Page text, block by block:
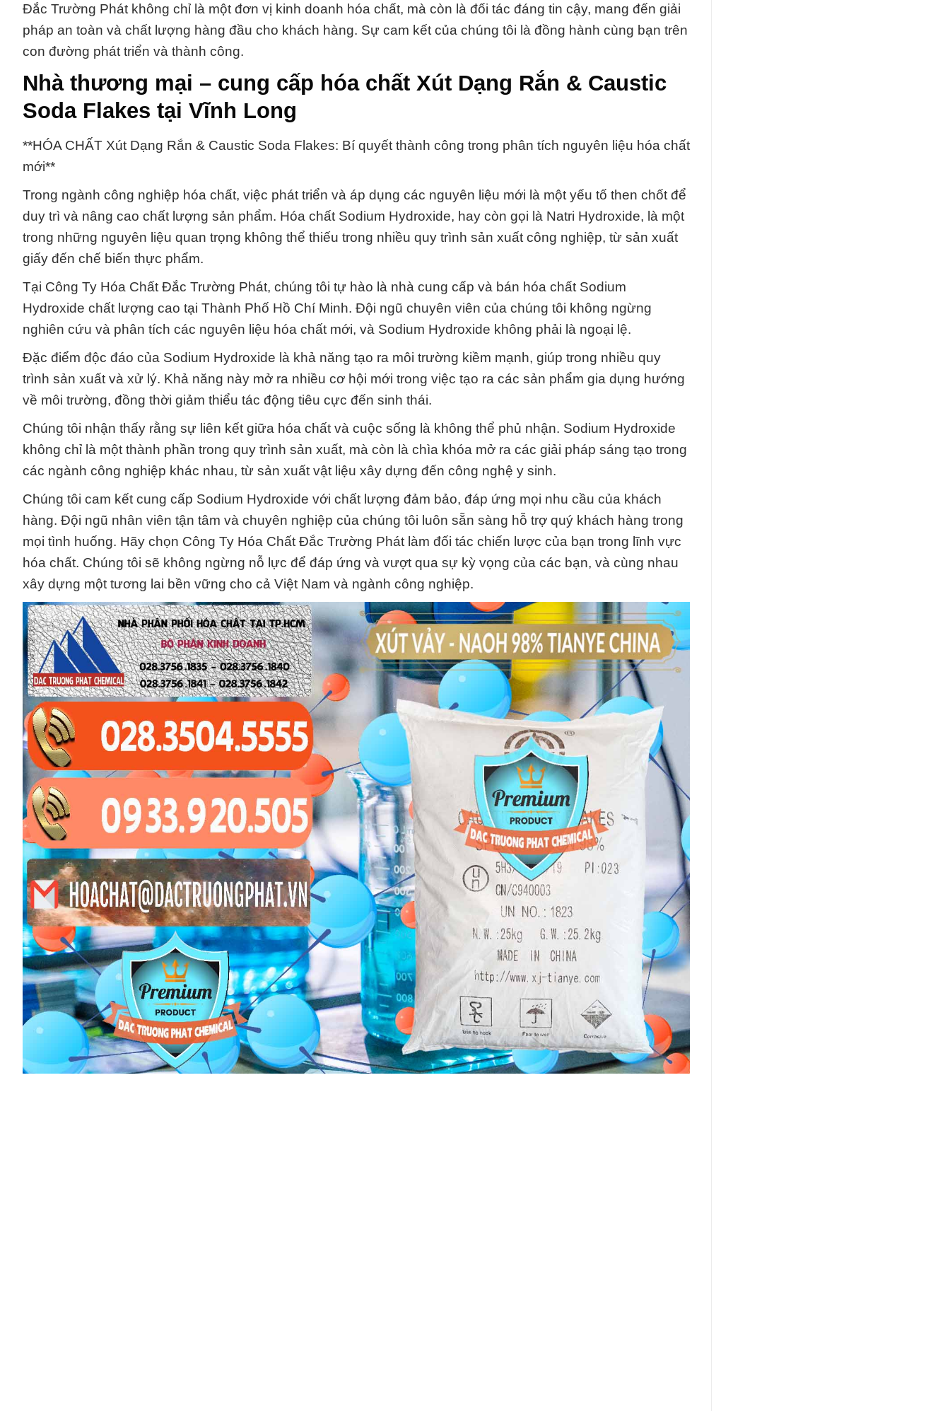
Đắc Trường Phát không chỉ là một đơn vị kinh doanh hóa chất, mà còn là đối tác đáng tin cậy, mang đến giải
pháp an toàn và chất lượng hàng đầu cho khách hàng. Sự cam kết của chúng tôi là đồng hành cùng bạn trên
con đường phát triển và thành công.
Nhà thương mại – cung cấp hóa chất Xút Dạng Rắn & Caustic
Soda Flakes tại Vĩnh Long
**HÓA CHẤT Xút Dạng Rắn & Caustic Soda Flakes: Bí quyết thành công trong phân tích nguyên liệu hóa chất
mới**
Trong ngành công nghiệp hóa chất, việc phát triển và áp dụng các nguyên liệu mới là một yếu tố then chốt để
duy trì và nâng cao chất lượng sản phẩm. Hóa chất Sodium Hydroxide, hay còn gọi là Natri Hydroxide, là một
trong những nguyên liệu quan trọng không thể thiếu trong nhiều quy trình sản xuất công nghiệp, từ sản xuất
giấy đến chế biến thực phẩm.
Tại Công Ty Hóa Chất Đắc Trường Phát, chúng tôi tự hào là nhà cung cấp và bán hóa chất Sodium
Hydroxide chất lượng cao tại Thành Phố Hồ Chí Minh. Đội ngũ chuyên viên của chúng tôi không ngừng
nghiên cứu và phân tích các nguyên liệu hóa chất mới, và Sodium Hydroxide không phải là ngoại lệ.
Đặc điểm độc đáo của Sodium Hydroxide là khả năng tạo ra môi trường kiềm mạnh, giúp trong nhiều quy
trình sản xuất và xử lý. Khả năng này mở ra nhiều cơ hội mới trong việc tạo ra các sản phẩm gia dụng hướng
về môi trường, đồng thời giảm thiểu tác động tiêu cực đến sinh thái.
Chúng tôi nhận thấy rằng sự liên kết giữa hóa chất và cuộc sống là không thể phủ nhận. Sodium Hydroxide
không chỉ là một thành phần trong quy trình sản xuất, mà còn là chìa khóa mở ra các giải pháp sáng tạo trong
các ngành công nghiệp khác nhau, từ sản xuất vật liệu xây dựng đến công nghệ y sinh.
Chúng tôi cam kết cung cấp Sodium Hydroxide với chất lượng đảm bảo, đáp ứng mọi nhu cầu của khách
hàng. Đội ngũ nhân viên tận tâm và chuyên nghiệp của chúng tôi luôn sẵn sàng hỗ trợ quý khách hàng trong
mọi tình huống. Hãy chọn Công Ty Hóa Chất Đắc Trường Phát làm đối tác chiến lược của bạn trong lĩnh vực
hóa chất. Chúng tôi sẽ không ngừng nỗ lực để đáp ứng và vượt qua sự kỳ vọng của các bạn, và cùng nhau
xây dựng một tương lai bền vững cho cả Việt Nam và ngành công nghiệp.